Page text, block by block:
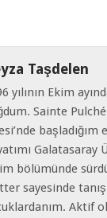
Taşdelen
yılının Ekim
Sainte
başladığım
Galatasaray
bölümünde
sayesinde
Aktif